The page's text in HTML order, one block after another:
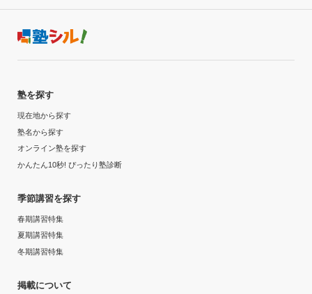
塾を探す
現在地から探す
塾名から探す
オンライン塾を探す
かんたん10秒! ぴったり塾診断
季節講習を探す
春期講習特集
夏期講習特集
冬期講習特集
掲載について